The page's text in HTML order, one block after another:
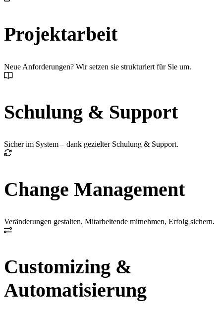
Projektarbeit
Neue Anforderungen? Wir setzen sie strukturiert für Sie um.
Schulung & Support
Sicher im System – dank gezielter Schulung & Support.
Change Management
Veränderungen gestalten, Mitarbeitende mitnehmen, Erfolg sichern.
Customizing &
Automatisierung